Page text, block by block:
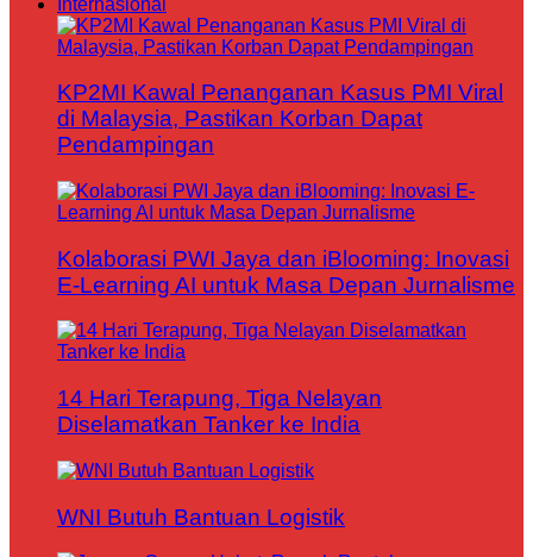
KP2MI Kawal Penanganan Kasus PMI Viral
di Malaysia, Pastikan Korban Dapat
Pendampingan
Kolaborasi PWI Jaya dan iBlooming: Inovasi
E-Learning AI untuk Masa Depan Jurnalisme
14 Hari Terapung, Tiga Nelayan
Diselamatkan Tanker ke India
WNI Butuh Bantuan Logistik